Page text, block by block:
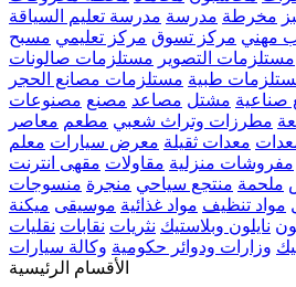
مخرطة مدرسة مدرسة تعليم السياقة
مهني مركز تسوق مركز تعليمي مسبح
مستلزمات التصوير مستلزمات صالونات
طبية مستلزمات مصانع الحجر
صناعية مشتل مصاعد مصنع مصنوعات
مطرزات وتراث شعبي مطعم معاصر
معدات ثقيلة معرض سيارات معلم
مفروشات منزلية مقاولات مقهى انترنت
ملحمة منتجع سياحي منجرة منسوجات
مواد تنظيف مواد غذائية موسيقى ميكنة
نايلون وبلاستيك نثريات نقابات نقليات
وزارات ودوائر حكومية وكالة سيارات
الأقسام الرئيسية